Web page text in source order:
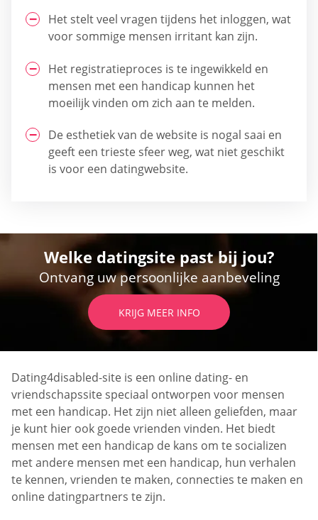
Het stelt veel vragen tijdens het inloggen, wat
voor sommige mensen irritant kan zijn.
Het registratieproces is te ingewikkeld en
mensen met een handicap kunnen het
moeilijk vinden om zich aan te melden.
De esthetiek van de website is nogal saai en
geeft een trieste sfeer weg, wat niet geschikt
is voor een datingwebsite.
Welke datingsite past bij jou?
Ontvang uw persoonlijke aanbeveling
KRIJG MEER INFO
Dating4disabled-site is een online dating- en
vriendschapssite speciaal ontworpen voor mensen
met een handicap. Het zijn niet alleen geliefden, maar
je kunt hier ook goede vrienden vinden. Het biedt
mensen met een handicap de kans om te socializen
met andere mensen met een handicap, hun verhalen
te kennen, vrienden te maken, connecties te maken en
online datingpartners te zijn.